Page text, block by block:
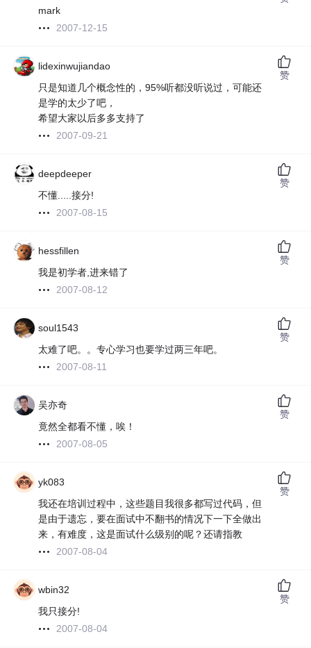
mark
2007-12-15
lidexinwujiandao
只是知道几个概念性的，95%听都没听说过，可能还
是学的太少了吧，
希望大家以后多多支持了
2007-09-21
赞
deepdeeper
不懂.....接分!
2007-08-15
赞
hessfillen
我是初学者,进来错了
2007-08-12
赞
soul1543
太难了吧。。专心学习也要学过两三年吧。
2007-08-11
赞
吴亦奇
竟然全都看不懂，唉！
2007-08-05
赞
yk083
我还在培训过程中，这些题目我很多都写过代码，但
是由于遗忘，要在面试中不翻书的情况下一下全做出
来，有难度，这是面试什么级别的呢？还请指教
2007-08-04
赞
wbin32
我只接分!
2007-08-04
赞